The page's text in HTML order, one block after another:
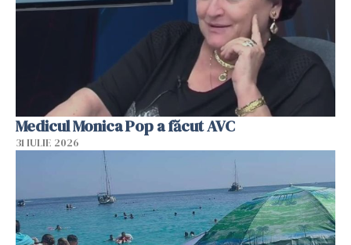
Medicul Monica Pop a făcut AVC
31 IULIE 2026